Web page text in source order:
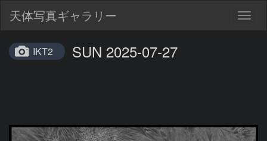
天体写真ギャラリー
IKT2 SUN 2025-07-27